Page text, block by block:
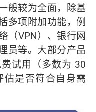
般较为全面，除基
多项附加功能，例
（VPN）、银行网
员等。大部分产品
试用（多数为 30
估是否符合自身需